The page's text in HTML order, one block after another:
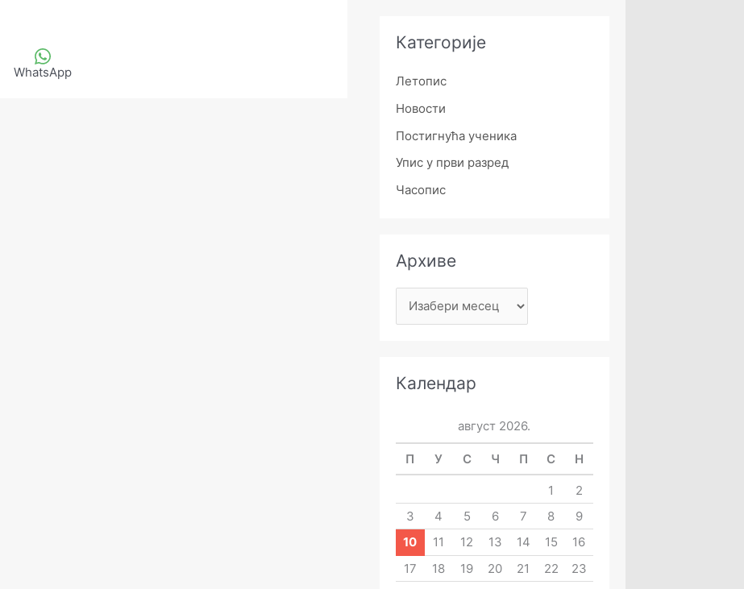
WhatsApp
Категорије
Летопис
Новости
Постигнућа ученика
Упис у први разред
Часопис
Архиве
Календар
август 2026.
П У С Ч П С Н
1
2
3
4 5 6 7 8
9
10
11 12 13 14 15
16
17
18 19 20 21 22
23